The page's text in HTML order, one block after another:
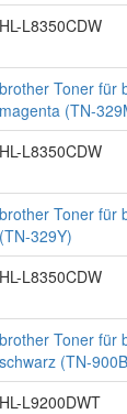
HL-L8350CDW
brother Toner für
magenta (TN-
HL-L8350CDW
brother Toner für
(TN-329Y)
HL-L8350CDW
brother Toner für
schwarz (TN-
HL-L9200DWT